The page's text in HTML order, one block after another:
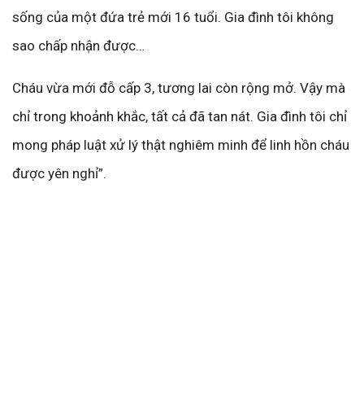
sống của một đứa trẻ mới 16 tuổi. Gia đình tôi không
sao chấp nhận được…
Cháu vừa mới đỗ cấp 3, tương lai còn rộng mở. Vậy mà
chỉ trong khoảnh khắc, tất cả đã tan nát. Gia đình tôi chỉ
mong pháp luật xử lý thật nghiêm minh để linh hồn cháu
được yên nghỉ”.